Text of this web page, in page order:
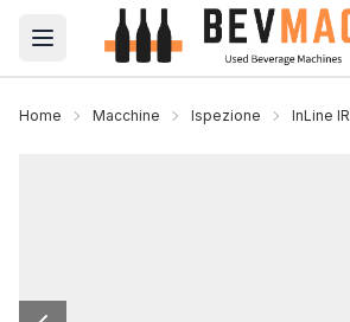
Open main menu
Home Macchine Ispezione InLine IR